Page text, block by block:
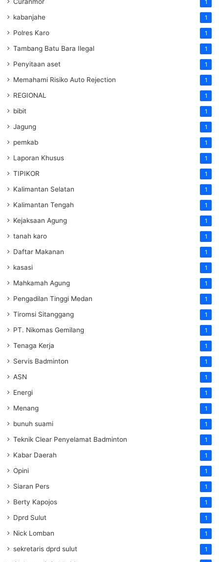
1
kabanjahe 1
Polres Karo 1
Tambang Batu Bara Ilegal 1
Penyitaan aset 1
Memahami Risiko Auto Rejection 1
REGIONAL 1
bibit 1
Jagung 1
pemkab 1
Laporan Khusus 1
TIPIKOR 1
Kalimantan Selatan 1
Kalimantan Tengah 1
Kejaksaan Agung 1
tanah karo 1
Daftar Makanan 1
kasasi 1
Mahkamah Agung 1
Pengadilan Tinggi Medan 1
Tiromsi Sitanggang 1
PT. Nikomas Gemilang 1
Tenaga Kerja 1
Servis Badminton 1
ASN 1
Energi 1
Menang 1
bunuh suami 1
Teknik Clear Penyelamat Badminton 1
Kabar Daerah 1
Opini 1
Siaran Pers 1
Berty Kapojos 1
Dprd Sulut 1
Nick Lomban 1
sekretaris dprd sulut 1